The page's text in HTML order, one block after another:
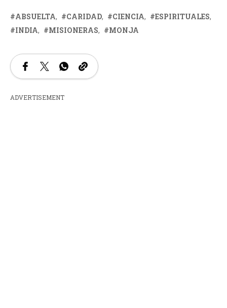
ABSUELTA CARIDAD CIENCIA
ESPIRITUALES
INDIA
MISIONERAS MONJA
ADVERTISEMENT